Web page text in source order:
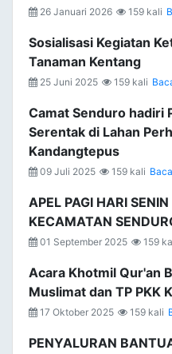
26 Januari 2026 159 kali
Sosialisasi Kegiatan
Tanaman Kentang
25 Juni 2025 159 kali
Camat Senduro hadiri
Serentak di Lahan
Kandangtepus
09 Juli 2025 159 kali
APEL PAGI HARI
KECAMATAN
01 September 2025 159
Acara Khotmil Qur'an
Muslimat dan TP PKK
17 Oktober 2025 159 kali
PENYALURAN